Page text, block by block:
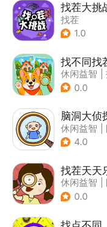
找茬大挑
找茬
1.0
找不同找
休闲益智
0.0
脑洞大侦
休闲益智
| 卡通
4.0
找茬天天
休闲益智
0.0